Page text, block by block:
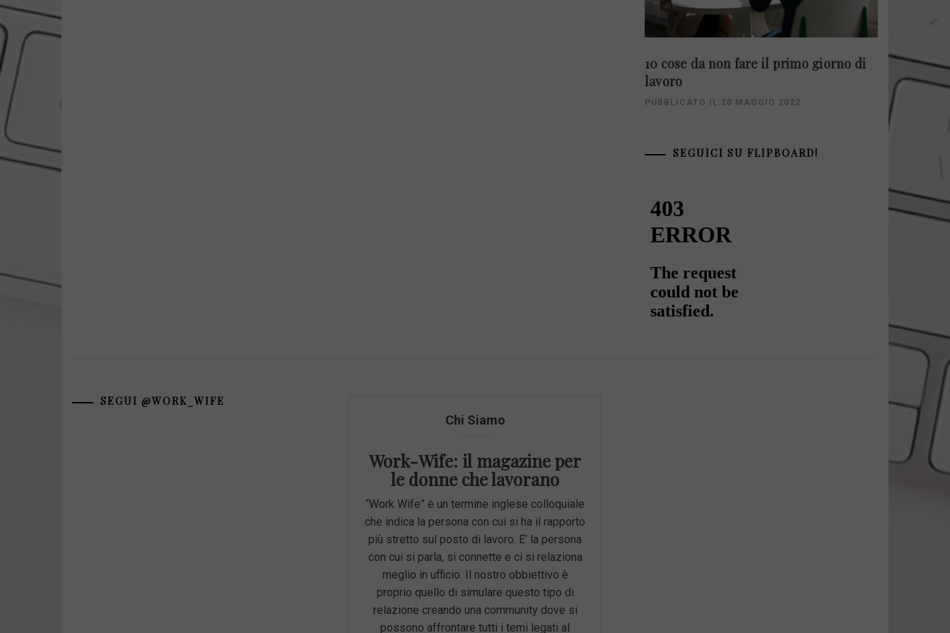
10 cose da non fare il primo giorno di
lavoro
PUBBLICATO IL:20 MAGGIO 2022
SEGUICI SU FLIPBOARD!
SEGUI @WORK_WIFE
Chi Siamo
Work-Wife: il magazine per
le donne che lavorano
“Work Wife” è un termine inglese colloquiale
che indica la persona con cui si ha il rapporto
più stretto sul posto di lavoro. E’ la persona
con cui si parla, si connette e ci si relaziona
meglio in ufficio. Il nostro obbiettivo è
proprio quello di simulare questo tipo di
relazione creando una community dove si
possono affrontare tutti i temi legati al